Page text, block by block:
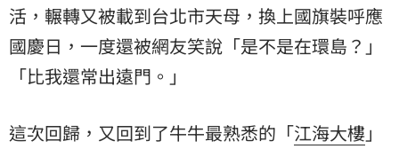
活，輾轉又被載到台北市天母，換上國旗裝呼應
國慶日，一度還被網友笑說「是不是在環島？」
「比我還常出遠門。」
這次回歸，又回到了牛牛最熟悉的「江海大樓」